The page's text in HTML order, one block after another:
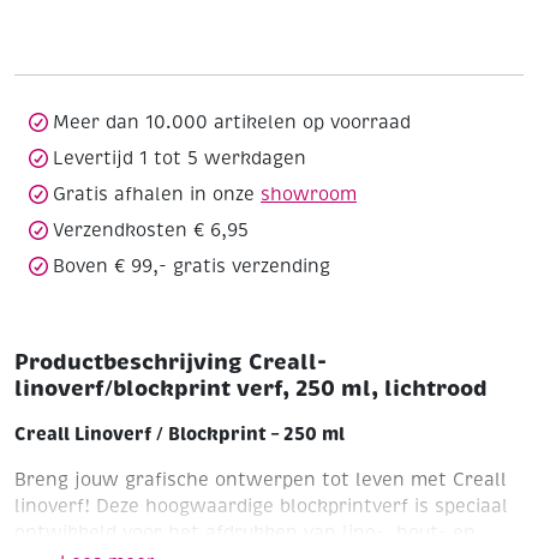
aantal
Meer dan 10.000 artikelen op voorraad
Levertijd 1 tot 5 werkdagen
Gratis afhalen in onze showroom
Verzendkosten € 6,95
Boven € 99,- gratis verzending
Productbeschrijving Creall-
linoverf/blockprint verf, 250 ml, lichtrood
Creall Linoverf / Blockprint – 250 ml
Breng jouw grafische ontwerpen tot leven met Creall
linoverf! Deze hoogwaardige blockprintverf is speciaal
ontwikkeld voor het afdrukken van lino-, hout- en